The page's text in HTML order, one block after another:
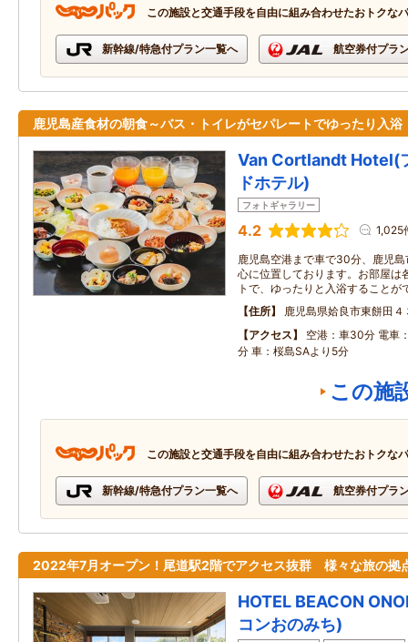
この施設と交通手段を自由に組み合わせたおトクな
新幹線/特急付プラン一覧へ 航空券付プラ
鹿児島産食材の朝食～バス・トイレがセパレートでゆったり入浴
Van Cortlandt Hotel(
ドホテル)
フォトギャラリー
4.2 1,025
鹿児島空港まで車で30分、鹿児
心に位置しております。お部屋は
トで、ゆったりと入浴することが
住所
鹿児島県姶良市東餅田４
アクセス
空港：車30分 電車
分 車：桜島SAより5分
この施
この施設と交通手段を自由に組み合わせたおトクな
新幹線/特急付プラン一覧へ 航空券付プラ
2022年7月オープン！尾道駅2階でアクセス抜群 様々な旅の拠
HOTEL BEACON
コンおのみち)